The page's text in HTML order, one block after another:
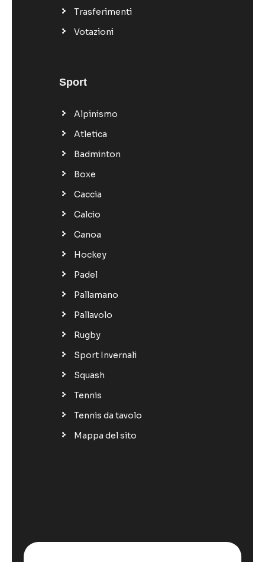
Trasferimenti
Votazioni
Sport
Alpinismo
Atletica
Badminton
Boxe
Caccia
Calcio
Canoa
Hockey
Padel
Pallamano
Pallavolo
Rugby
Sport Invernali
Squash
Tennis
Tennis da tavolo
Mappa del sito